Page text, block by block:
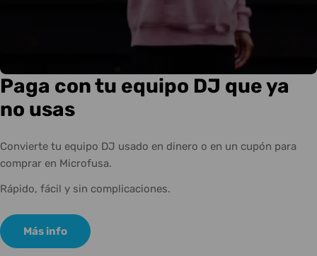
Paga con tu equipo DJ que ya
no usas
Convierte tu equipo DJ usado en dinero o en un cupón para
comprar en Microfusa.
Rápido, fácil y sin complicaciones.
Más info